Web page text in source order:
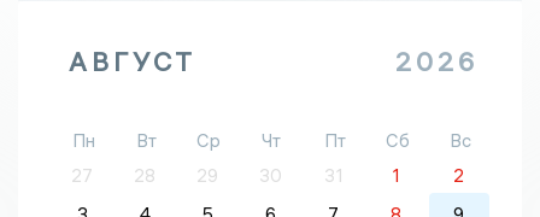
АВГУСТ 2026
Пн Вт Ср Чт Пт Сб
Вс
27
28 29 30 31 1
2